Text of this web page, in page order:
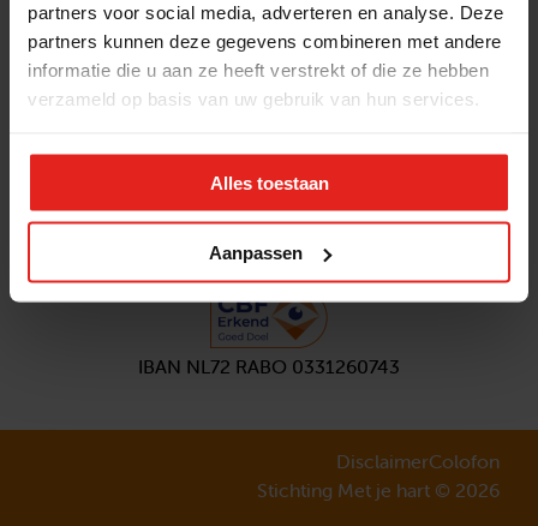
partners voor social media, adverteren en analyse. Deze
partners kunnen deze gegevens combineren met andere
informatie die u aan ze heeft verstrekt of die ze hebben
verzameld op basis van uw gebruik van hun services.
Alles toestaan
Aanpassen
Volg ons
Aanmeldennieuwsbrief
IBAN NL72 RABO 0331260743
DisclaimerColofon
Stichting Met je hart © 2026